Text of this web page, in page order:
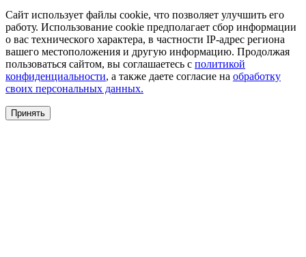
Сайт использует файлы cookie, что позволяет улучшить его
работу. Использование cookie предполагает сбор информации
о вас технического характера, в частности IP-адрес региона
вашего местоположения и другую информацию. Продолжая
пользоваться сайтом, вы соглашаетесь с политикой
конфиденциальности, а также даете согласие на обработку
своих персональных данных.
Принять